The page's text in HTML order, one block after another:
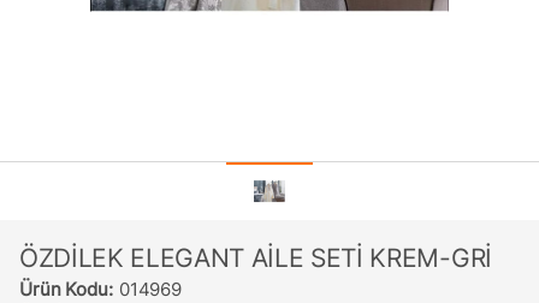
ÖZDİLEK ELEGANT AİLE SETİ KREM-GRİ
Ürün Kodu: 014969